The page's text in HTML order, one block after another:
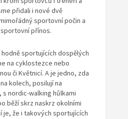
přidali i nové dvě
sportovní počin a
přínos.
sportujících dospělých
na cyklostezce nebo
či Květnicí. A je jedno, zda
kolech, posilují na
nordic-walking hůlkami
běží skrz naskrz okolními
je, že i takových sportujících